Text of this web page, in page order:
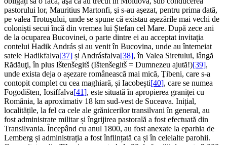
pastorului lor, Mauritius Martonfi, şi s-au aşezat, pentru prima dată,
pe valea Trotuşului, unde se spune că existau așezările mai vechi de
coloniști secui încă din vremea lui Ștefan cel Mare. După zece ani
de la ocuparea Bucovinei, o parte dintre ei au acceptat invitația
contelui Hadik András și au venit în Bucovina, unde au întemeiat
satele Hadikfalva[37] și Andrásfalva[38], în Valea Siretului, lângă
Rădăuţi, în plus Ištenšegitš (Ištenšegitš = Dumnezeu ajută!)[39],
unde exista deja o așezare românească mai mică, Ţibeni, care s-a
contopit complet cu cea maghiară, și Iacobești[40], care se numea
Fogodišten, Iosiffalva[41], este situată în apropierea graniței cu
România, la aproximativ 18 km sud-vest de Suceava. Inițial,
localitățile, la fel ca cele ale grănicerilor transilvani în general, au
fost administrate militar și îngrijirea pastorală a fost efectuată din
Transilvania. Începând cu anul 1800, au fost anexate la eparhia de
Lemberg și administrația a fost înființată ca și în celelalte parohii.